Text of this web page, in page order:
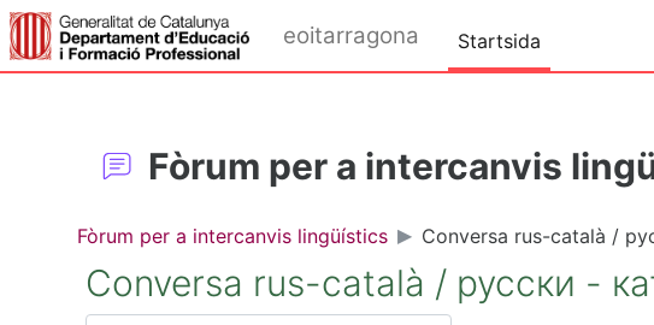
Gå direkt till huvudinnehåll
eoitarragona Startsida
Fòrum per a intercanvis
Fòrum per a intercanvis lingüístics Conversa rus-català /
Conversa rus-català / русски -